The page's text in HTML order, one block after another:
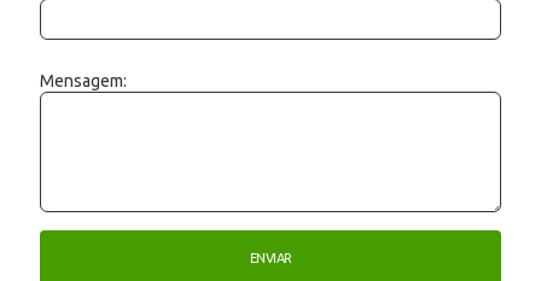
Mensagem: